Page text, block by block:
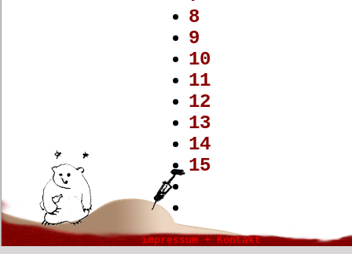
8
9
10
11
12
13
14
15
impressum + Kontakt